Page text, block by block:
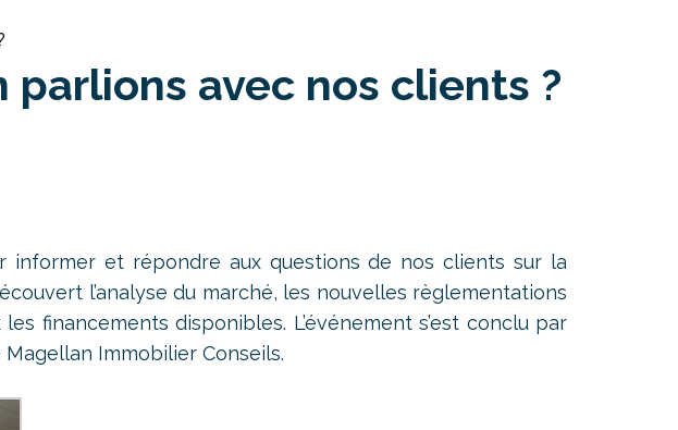
parlions avec nos clients ?
informer et répondre aux questions de nos clients sur la
l’analyse du marché, les nouvelles règlementations
financements disponibles. L’événement s’est conclu par
Immobilier Conseils.